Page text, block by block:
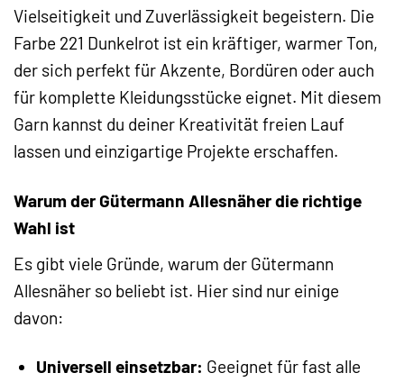
Vielseitigkeit und Zuverlässigkeit begeistern. Die
Farbe 221 Dunkelrot ist ein kräftiger, warmer Ton,
der sich perfekt für Akzente, Bordüren oder auch
für komplette Kleidungsstücke eignet. Mit diesem
Garn kannst du deiner Kreativität freien Lauf
lassen und einzigartige Projekte erschaffen.
Warum der Gütermann Allesnäher die richtige
Wahl ist
Es gibt viele Gründe, warum der Gütermann
Allesnäher so beliebt ist. Hier sind nur einige
davon:
Universell einsetzbar: Geeignet für fast alle